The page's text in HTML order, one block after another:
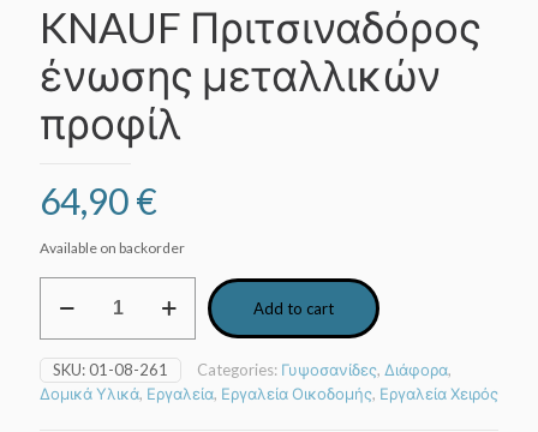
KNAUF Πριτσιναδόρος
ένωσης μεταλλικών
προφίλ
64,90€
Available on backorder
Πριτσιναδόρος
μεταλλικών
προφίλ
quantity
Add to cart
SKU:01-08-261 Categories: Γυψοσανίδες, Διάφορα,
Δομικά Υλικά, Εργαλεία, Εργαλεία Οικοδομής, Εργαλεία Χειρός